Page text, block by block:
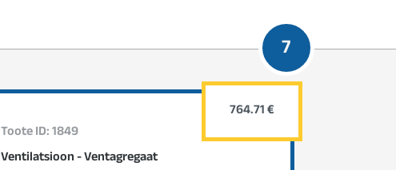
7
Toote ID: 1849
Ventilatsioon - Ventagregaat
764.71 €